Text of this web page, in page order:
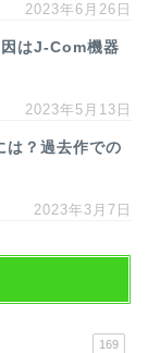
2023年6月26日
因はJ-Com機器
2023年5月13日
は？過去作での
2023年3月7日
169